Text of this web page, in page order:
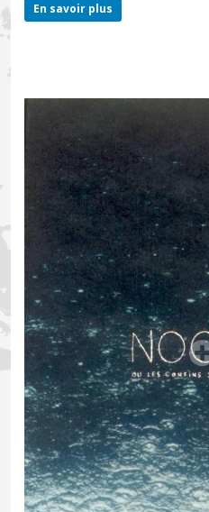
En savoir plus